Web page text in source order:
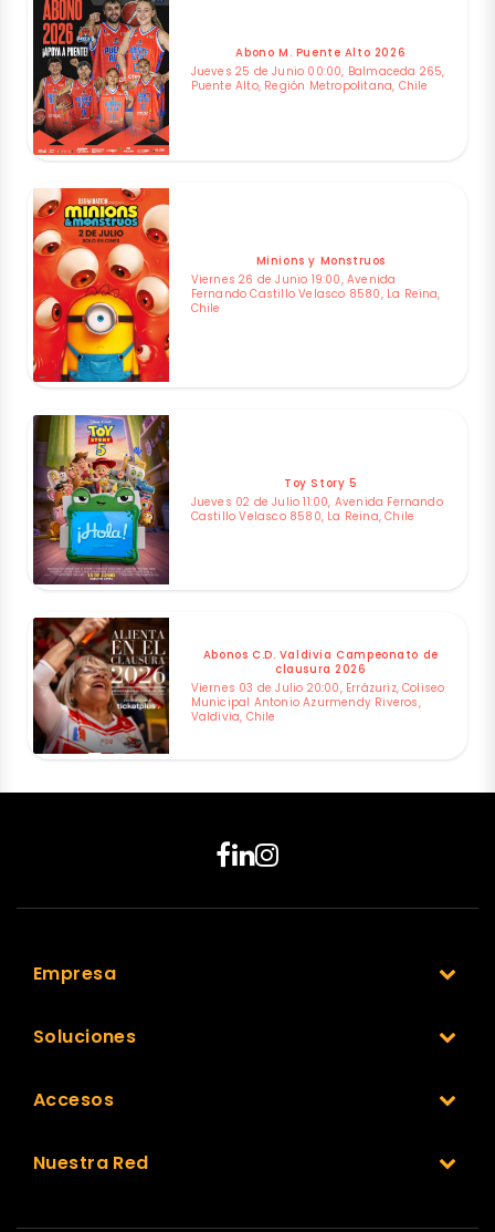
Abono M. Puente Alto 2026
Jueves 25 de Junio 00:00, Balmaceda 265,
Puente Alto, Región Metropolitana, Chile
Minions y Monstruos
Viernes 26 de Junio 19:00, Avenida
Fernando Castillo Velasco 8580, La Reina,
Chile
Toy Story 5
Jueves 02 de Julio 11:00, Avenida Fernando
Castillo Velasco 8580, La Reina, Chile
Abonos C.D. Valdivia Campeonato de
clausura 2026
Viernes 03 de Julio 20:00, Errázuriz, Coliseo
Municipal Antonio Azurmendy Riveros,
Valdivia, Chile
Empresa
Soluciones
Accesos
Nuestra Red